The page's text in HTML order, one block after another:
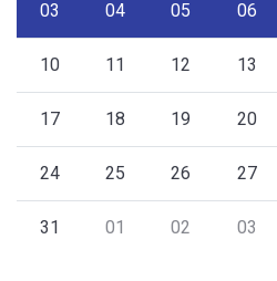
03 04 05 06
10 11 12 13
17 18 19 20
24 25 26 27
31 01 02 03